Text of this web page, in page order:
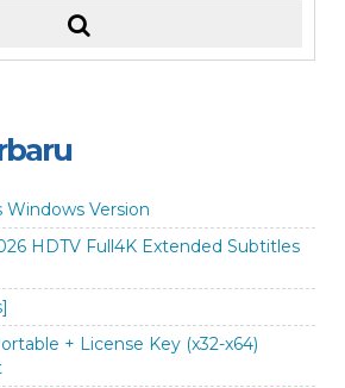
Windows Version
HDTV Full4K Extended Subtitles
+ License Key (x32-x64)